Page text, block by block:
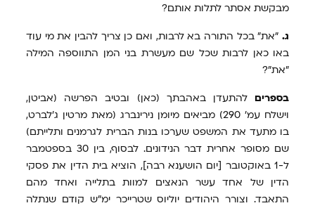
מבקשת אסתר לתלות אותם?
ג. "את" בכל התורה בא לרבות, ואם כן צריך להבין את מי עוד
באו כאן לרבות שכל שם מעשרת בני המן התווספה המילה
"את"?
בספרים להתעדן באהבתך (כאן) ובטיב הפרשה (אביטן,
וישלח עמ' 290) מביאים מיומן נירינברג (מאת מרטין ג'לברט,
בו מתעד את המשפט שערכו בנות הברית לגרמנים ותלייתם)
שם מסופר אחרית דבר הנידונים. לבסוף, בין 30 בספטמבר
ל-1 באוקטובר [יום הושענא רבה], הוציא בית הדין את פסקי
הדין של אחד עשר הנאצים למוות בתלייה ואחד מהם
התאבד. וצורר היהודים יוליוס שטרייכר ימ"ש קודם שנתלה